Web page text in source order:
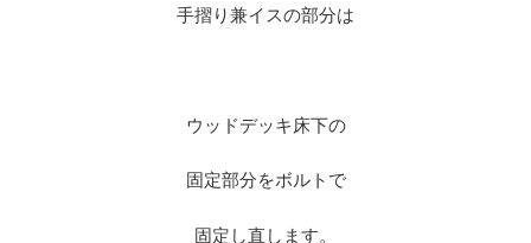
手摺り兼イスの部分は
ウッドデッキ床下の
固定部分をボルトで
固定し直します。